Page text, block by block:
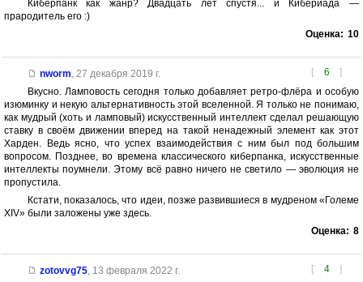
Киберпанк как жанр? Двадцать лет спустя... и Кибериада —
прародитель его :)
Оценка: 10
[ 6 ]
nworm, 27 декабря 2019 г.
Вкусно. Ламповость сегодня только добавляет ретро-флёра и особую
изюминку и некую альтернативность этой вселенной. Я только не понимаю,
как мудрый (хоть и ламповый) искусственный интеллект сделал решающую
ставку в своём движении вперед на такой ненадежный элемент как этот
Харден. Ведь ясно, что успех взаимодействия с ним был под большим
вопросом. Позднее, во времена классического киберпанка, искусственные
интеллекты поумнели. Этому всё равно ничего не светило — эволюция не
пропустила.
Кстати, показалось, что идеи, позже развившиеся в мудреном «Големе
XIV» были заложены уже здесь.
Оценка: 8
[ 4 ]
zotovvg75, 13 февраля 2022 г.